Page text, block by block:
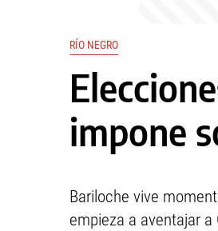
RÍO NEGRO
impone
Bariloche vive
empieza a aventajar